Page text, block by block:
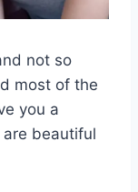
not so
most of the
you a
beautiful